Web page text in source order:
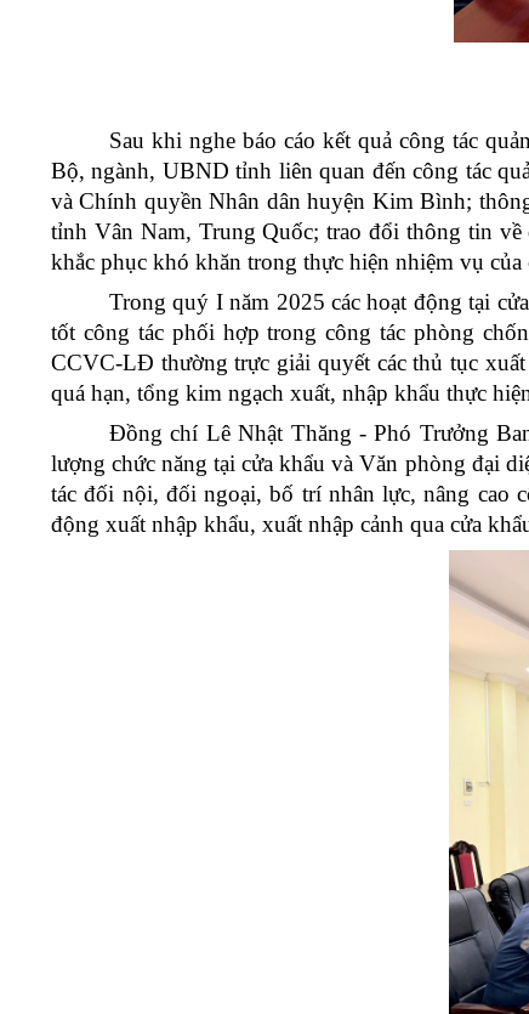
Sau khi nghe báo cáo kết quả công tác
Bộ, ngành, UBND tỉnh liên quan đến công tác
và Chính quyền Nhân dân huyện Kim Bình;
tỉnh Vân Nam, Trung Quốc; trao đổi thông tin
khắc phục khó khăn trong thực hiện nhiệm vụ
Trong quý I năm 2025 các hoạt động tại
tốt công tác phối hợp trong công tác phòng
CCVC-LĐ thường trực giải quyết các thủ tục xuất
quá hạn, tổng kim ngạch xuất, nhập khẩu thực
Đồng chí Lê Nhật Thăng - Phó Trưởng
lượng chức năng tại cửa khẩu và Văn phòng đại
tác đối nội, đối ngoại, bố trí nhân lực, nâng cao
động xuất nhập khẩu, xuất nhập cảnh qua cửa